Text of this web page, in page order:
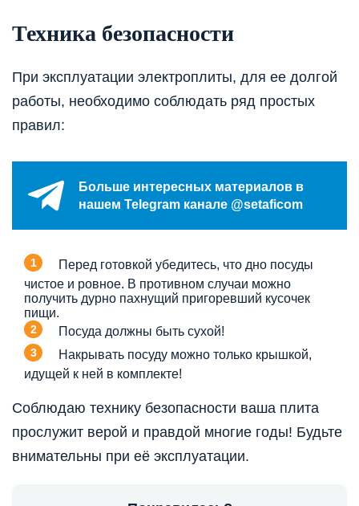
Техника безопасности
При эксплуатации электроплиты, для ее долгой
работы, необходимо соблюдать ряд простых
правил:
Больше интересных материалов в
нашем Telegram канале @setaficom
Перед готовкой убедитесь, что дно посуды
чистое и ровное. В противном случаи можно
получить дурно пахнущий пригоревший кусочек
пищи.
Посуда должны быть сухой!
Накрывать посуду можно только крышкой,
идущей к ней в комплекте!
Соблюдаю технику безопасности ваша плита
прослужит верой и правдой многие годы! Будьте
внимательны при её эксплуатации.